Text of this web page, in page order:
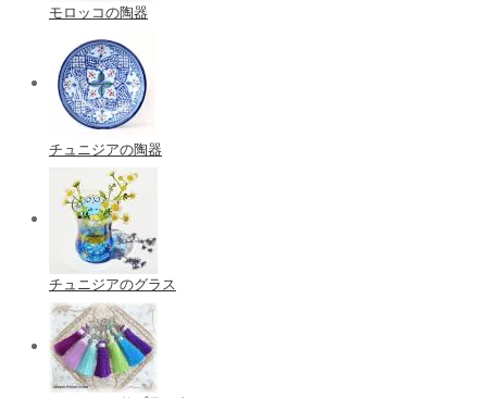
モロッコの陶器
チュニジアの陶器
チュニジアのグラス